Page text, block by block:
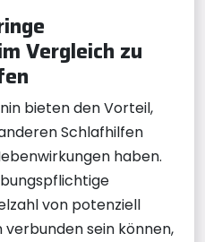
Vergleich zu
bieten den Vorteil,
Schlafhilfen
haben.
von potenziell
sein können,